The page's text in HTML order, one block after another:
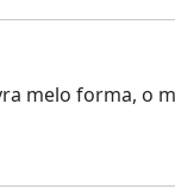
melo forma, o